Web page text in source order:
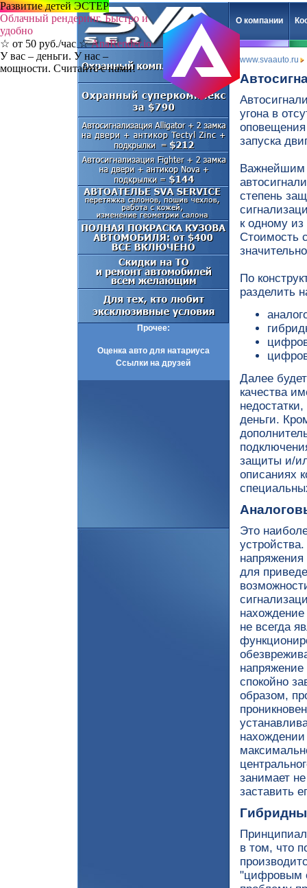
Развитие детей ЭСТЕР
Облачный рендеринг. Быстро и
удобно
☆ от 50 руб./час ☆AnaRender.io
У вас – деньги. У нас –
мощности. Считайте с нами!
О компании
Прочее:
Оценка авто для натариуса
Ссылки на друзей
www.svaauto.ru
угона в
запуска
Важнейшим
степень
к одному
Стоимость
По
разделить
Далее
качества
деньги.
защиты и/
описаниях
Это
для
не всегда
спокойно
образом,
нахождении
занимает
заставить
в том, что
"цифровым